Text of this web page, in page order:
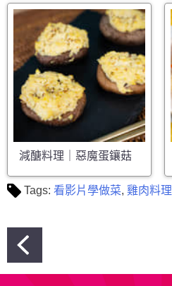
減醣料理｜惡魔蛋鑲菇
Tags: 看影片學做菜, 雞肉料理
文
章